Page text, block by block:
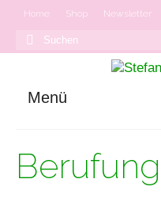
Home Shop Newsletter
Suchen
Menü
Onlinekurse